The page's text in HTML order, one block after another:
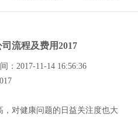
流程及费用2017
：2017-11-14 16:56:36
对健康问题的日益关注度也大